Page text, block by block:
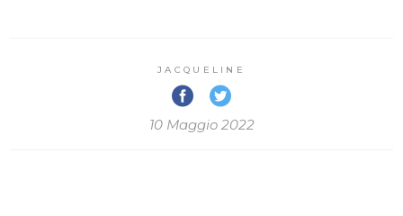
JACQUELINE
10 Maggio 2022